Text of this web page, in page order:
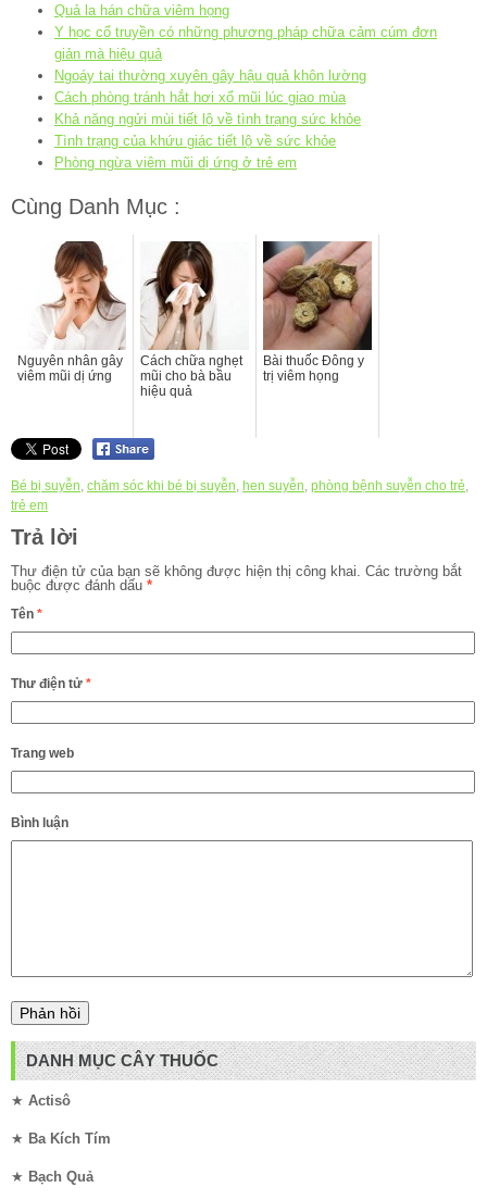
Quả la hán chữa viêm họng
Y học cổ truyền có những phương pháp chữa cảm cúm đơn
giản mà hiệu quả
Ngoáy tai thường xuyên gây hậu quả khôn lường
Cách phòng tránh hắt hơi xổ mũi lúc giao mùa
Khả năng ngửi mùi tiết lộ về tình trạng sức khỏe
Tình trạng của khứu giác tiết lộ về sức khỏe
Phòng ngừa viêm mũi dị ứng ở trẻ em
Cùng Danh Mục :
Nguyên nhân gây
viêm mũi dị ứng
Cách chữa nghẹt
mũi cho bà bầu
hiệu quả
Bài thuốc Đông y
trị viêm họng
Bé bị suyễn, chăm sóc khi bé bị suyễn, hen suyễn, phòng bệnh suyễn cho trẻ,
trẻ em
Trả lời
Thư điện tử của bạn sẽ không được hiện thị công khai. Các trường bắt
buộc được đánh dấu *
Tên *
Thư điện tử *
Trang web
Bình luận
DANH MỤC CÂY THUỐC
★ Actisô
★ Ba Kích Tím
★ Bạch Quả